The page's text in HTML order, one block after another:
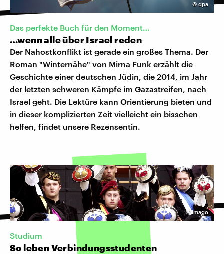
© dpa
Das perfekte Buch für den Moment…
…wenn alle über Israel reden
Der Nahostkonflikt ist gerade ein großes Thema. Der
Roman "Winternähe" von Mirna Funk erzählt die
Geschichte einer deutschen Jüdin, die 2014, im Jahr
der letzten schweren Kämpfe im Gazastreifen, nach
Israel geht. Die Lektüre kann Orientierung bieten und
in dieser komplizierten Zeit vielleicht ein bisschen
helfen, findet unsere Rezensentin.
©Imago
Studium
So leben Verbindungsstudenten